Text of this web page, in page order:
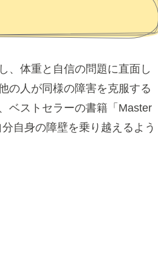
、体重と自信の問題に直面し
の人が同様の障害を克服する
ベストセラーの書籍「Master
自身の障壁を乗り越えるよう